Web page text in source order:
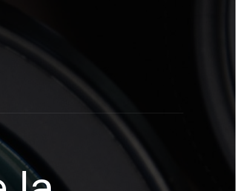
y recursos educativos de Grupo Esneca TV